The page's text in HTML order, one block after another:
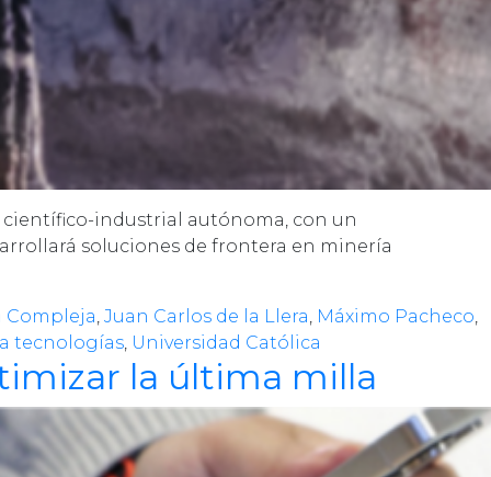
industrial autónoma, con un
soluciones de frontera en minería
, Juan Carlos de la Llera, Máximo Pacheco,
tecnologías, Universidad Católica
la última milla